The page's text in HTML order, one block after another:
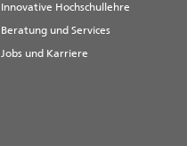
Innovative Hochschullehre
Beratung und Services
Jobs und Karriere